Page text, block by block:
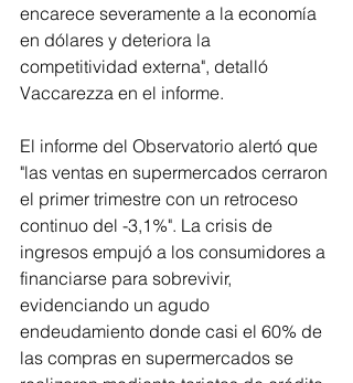
encarece severamente a la economía
en dólares y deteriora la
competitividad externa", detalló
Vaccarezza en el informe.
El informe del Observatorio alertó que
"las ventas en supermercados cerraron
el primer trimestre con un retroceso
continuo del -3,1%". La crisis de
ingresos empujó a los consumidores a
financiarse para sobrevivir,
evidenciando un agudo
endeudamiento donde casi el 60% de
las compras en supermercados se